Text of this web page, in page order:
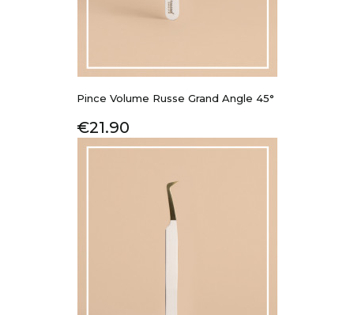
Pince Volume Russe Grand Angle 45°
Price
€21.90